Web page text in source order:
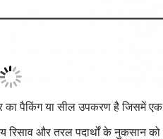
पैकिंग या सील उपकरण है जिसमें
रिसाव और तरल पदार्थों के नुकसान को